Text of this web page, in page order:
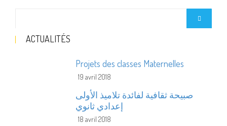
ACTUALITÉS
Projets des classes Maternelles
19 avril 2018
صبيحة ثقافية لفائدة تلاميذ الأولى
إعدادي ثانوي
18 avril 2018